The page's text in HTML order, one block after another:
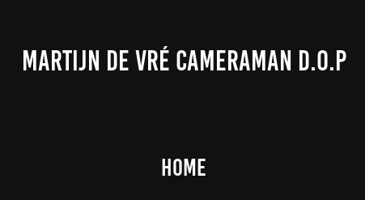
MARTIJN DE VRÉ CAMERAMAN D.O.P
Home